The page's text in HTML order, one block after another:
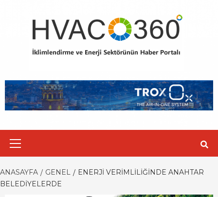
ANASAYFA GENEL
ENERJI VERIMLILIĞINDE ANAHTAR
BELEDIYELERDE